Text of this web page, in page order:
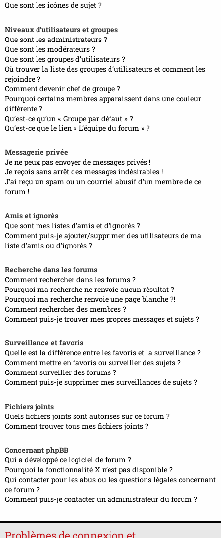
Que sont les icônes de sujet ?
Niveaux d’utilisateurs et groupes
Que sont les administrateurs ?
Que sont les modérateurs ?
Que sont les groupes d’utilisateurs ?
Où trouver la liste des groupes d’utilisateurs et comment les
rejoindre ?
Comment devenir chef de groupe ?
Pourquoi certains membres apparaissent dans une couleur
différente ?
Qu’est-ce qu’un « Groupe par défaut » ?
Qu’est-ce que le lien « L’équipe du forum » ?
Messagerie privée
Je ne peux pas envoyer de messages privés !
Je reçois sans arrêt des messages indésirables !
J’ai reçu un spam ou un courriel abusif d’un membre de ce
forum !
Amis et ignorés
Que sont mes listes d’amis et d’ignorés ?
Comment puis-je ajouter/supprimer des utilisateurs de ma
liste d’amis ou d’ignorés ?
Recherche dans les forums
Comment rechercher dans les forums ?
Pourquoi ma recherche ne renvoie aucun résultat ?
Pourquoi ma recherche renvoie une page blanche ?!
Comment rechercher des membres ?
Comment puis-je trouver mes propres messages et sujets ?
Surveillance et favoris
Quelle est la différence entre les favoris et la surveillance ?
Comment mettre en favoris ou surveiller des sujets ?
Comment surveiller des forums ?
Comment puis-je supprimer mes surveillances de sujets ?
Fichiers joints
Quels fichiers joints sont autorisés sur ce forum ?
Comment trouver tous mes fichiers joints ?
Concernant phpBB
Qui a développé ce logiciel de forum ?
Pourquoi la fonctionnalité X n’est pas disponible ?
Qui contacter pour les abus ou les questions légales concernant
ce forum ?
Comment puis-je contacter un administrateur du forum ?